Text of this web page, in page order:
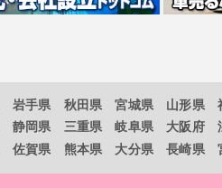
岩手県 秋田県 宮城県 山形県
静岡県 三重県 岐阜県 大阪府
佐賀県 熊本県 大分県 長崎県